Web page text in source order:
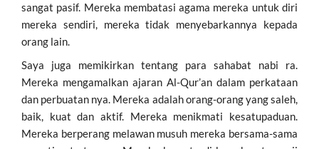
sangat pasif. Mereka membatasi agama mereka untuk diri
mereka sendiri, mereka tidak menyebarkannya kepada
orang lain.
Saya juga memikirkan tentang para sahabat nabi ra.
Mereka mengamalkan ajaran Al-Qur’an dalam perkataan
dan perbuatan nya. Mereka adalah orang-orang yang saleh,
baik, kuat dan aktif. Mereka menikmati kesatupaduan.
Mereka berperang melawan musuh mereka bersama-sama